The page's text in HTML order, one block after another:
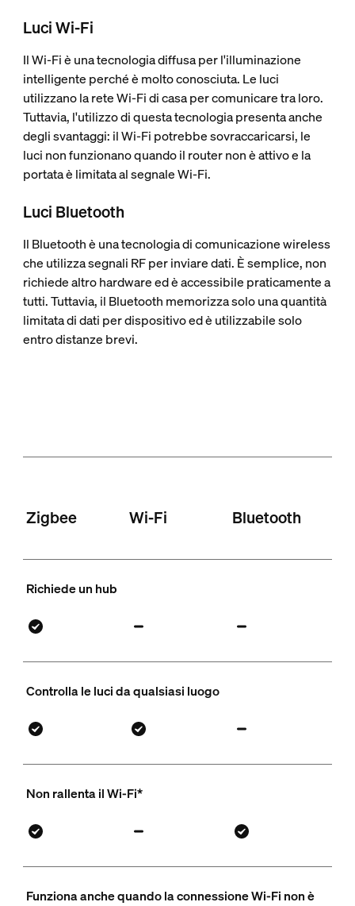
Luci Wi-Fi
Il Wi-Fi è una tecnologia diffusa per l'illuminazione
intelligente perché è molto conosciuta. Le luci
utilizzano la rete Wi-Fi di casa per comunicare tra loro.
Tuttavia, l'utilizzo di questa tecnologia presenta anche
degli svantaggi: il Wi-Fi potrebbe sovraccaricarsi, le
luci non funzionano quando il router non è attivo e la
portata è limitata al segnale Wi-Fi.
Luci Bluetooth
Il Bluetooth è una tecnologia di comunicazione wireless
che utilizza segnali RF per inviare dati. È semplice, non
richiede altro hardware ed è accessibile praticamente a
tutti. Tuttavia, il Bluetooth memorizza solo una quantità
limitata di dati per dispositivo ed è utilizzabile solo
entro distanze brevi.
Zigbee Wi-Fi Bluetooth
Richiede un hub
Controlla le luci da qualsiasi luogo
Non rallenta il Wi-Fi*
Funziona anche quando la connessione Wi-Fi non è